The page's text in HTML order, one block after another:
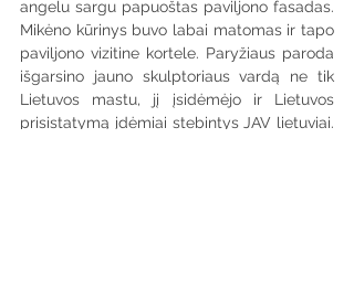
angelu sargu papuoštas paviljono fasadas.
Mikėno kūrinys buvo labai matomas ir tapo
paviljono vizitine kortele. Paryžiaus paroda
išgarsino jauno skulptoriaus vardą ne tik
Lietuvos mastu, jį įsidėmėjo ir Lietuvos
prisistatymą įdėmiai stebintys JAV lietuviai.